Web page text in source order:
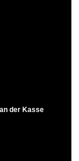
der Kasse